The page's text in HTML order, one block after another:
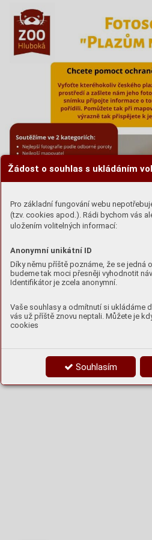
Žádost o souhlas s ukládáním
Pro základní fungování webu
(tzv. cookies apod.). Rádi bychom vás
uložením volitelných informací:
Anonymní unikátní ID
Díky němu příště poznáme, že se jedná
budeme tak moci přesněji vyhodnotit
Identifikátor je zcela anonymní.
Vaše souhlasy a odmítnutí si ukládáme
vás už příště znovu neptali. Můžete je
cookies
Souhlasím